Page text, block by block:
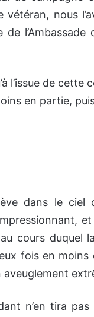
nous
de
l’issue de
en partie,
dans le ciel
cours duquel
fois en moins
n’en tira